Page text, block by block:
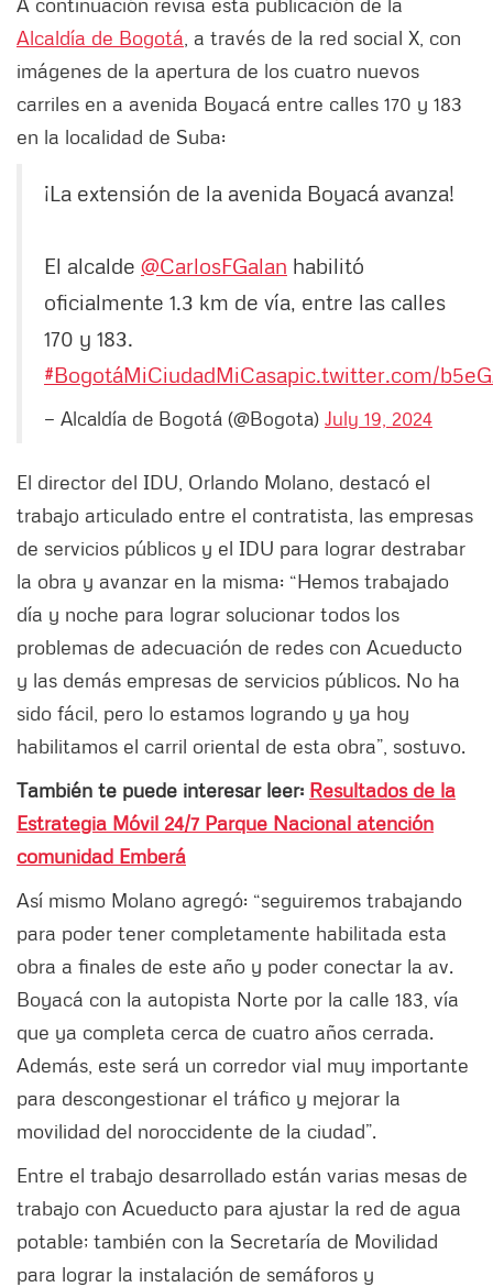
Alcaldía de Bogotá , a través de la red social X, con
imágenes de la apertura de los cuatro nuevos
carriles en a avenida Boyacá entre calles 170 y 183
en la localidad de Suba:
¡La extensión de la avenida Boyacá avanza!
El alcalde @CarlosFGalan habilitó
oficialmente 1.3 km de vía, entre las calles
170 y 183.
#BogotáMiCiudadMiCasapic.twitter.com/
— Alcaldía de Bogotá (@Bogota) July 19, 2024
El director del IDU, Orlando Molano, destacó el
trabajo articulado entre el contratista, las empresas
de servicios públicos y el IDU para lograr destrabar
la obra y avanzar en la misma: “Hemos trabajado
día y noche para lograr solucionar todos los
problemas de adecuación de redes con Acueducto
y las demás empresas de servicios públicos. No ha
sido fácil, pero lo estamos logrando y ya hoy
habilitamos el carril oriental de esta obra”, sostuvo.
También te puede interesar leer: Resultados de la
Estrategia Móvil 24/7 Parque Nacional atención
comunidad Emberá
Así mismo Molano agregó: “seguiremos trabajando
para poder tener completamente habilitada esta
obra a finales de este año y poder conectar la av.
Boyacá con la autopista Norte por la calle 183, vía
que ya completa cerca de cuatro años cerrada.
Además, este será un corredor vial muy importante
para descongestionar el tráfico y mejorar la
movilidad del noroccidente de la ciudad”.
Entre el trabajo desarrollado están varias mesas de
trabajo con Acueducto para ajustar la red de agua
potable; también con la Secretaría de Movilidad
para lograr la instalación de semáforos y